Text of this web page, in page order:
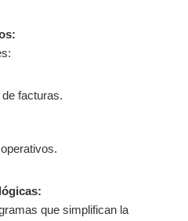
facturas.
que simplifican la